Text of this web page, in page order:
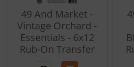
49 And Market -
Vintage Orchard -
Essentials - 6x12
Rub-On Transfer